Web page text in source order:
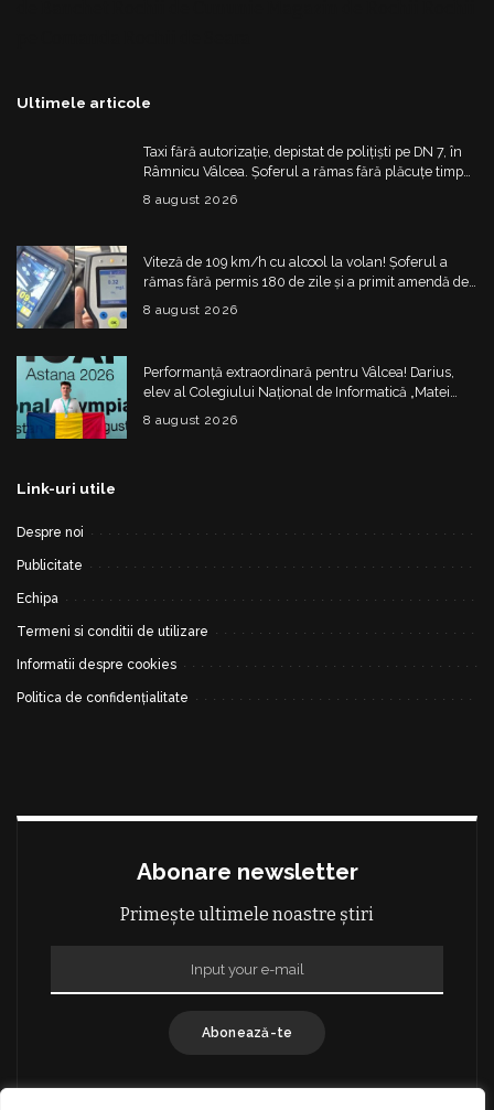
Ultimele articole
Taxi fără autorizație, depistat de polițiști pe DN 7, în
Râmnicu Vâlcea. Șoferul a rămas fără plăcuțe timp
de 6 luni
8 august 2026
Viteză de 109 km/h cu alcool la volan! Șoferul a
rămas fără permis 180 de zile și a primit amendă de
4.325 de lei
8 august 2026
Performanță extraordinară pentru Vâlcea! Darius,
elev al Colegiului Național de Informatică „Matei
Basarab”, a cucerit argintul la Olimpiada
Internațională de Inteligență Artificială
8 august 2026
Link-uri utile
Despre noi
Publicitate
Echipa
Termeni si conditii de utilizare
Informatii despre cookies
Politica de confidențialitate
Abonare newsletter
Primește ultimele noastre știri
Abonează-te